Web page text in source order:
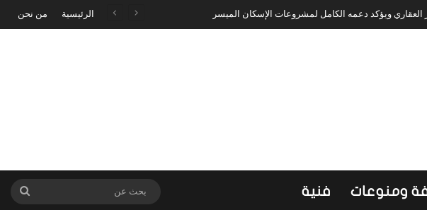
ويؤكد دعمه الكامل لمشروعات الإسكان الميسر الرئيسية من نحن
ومنوعات فنية بحث